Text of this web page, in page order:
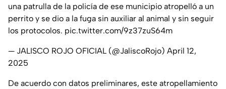
una patrulla de la policía de ese municipio atropelló a un
perrito y se dio a la fuga sin auxiliar al animal y sin seguir
los protocolos. pic.twitter.com/9z37zuS64m
— JALISCO ROJO OFICIAL (@JaliscoRojo) April 12,
2025
De acuerdo con datos preliminares, este atropellamiento